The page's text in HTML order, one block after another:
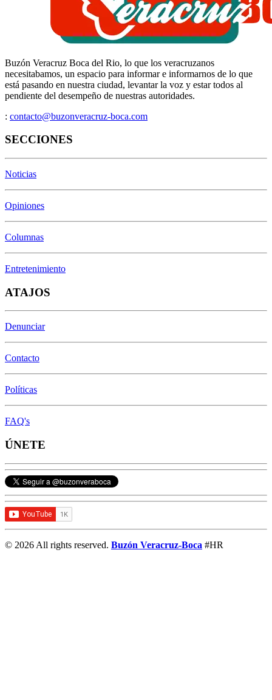
Buzón Veracruz Boca del Rio, lo que los veracruzanos
necesitabamos, un espacio para informar e informarnos de lo que
está pasando en nuestra ciudad, levantar la voz y estar todos al
pendiente del desempeño de nuestras autoridades.
: contacto@buzonveracruz-boca.com
SECCIONES
Noticias
Opiniones
Columnas
Entretenimiento
ATAJOS
Denunciar
Contacto
Políticas
FAQ's
ÚNETE
© 2026 All rights reserved. Buzón Veracruz-Boca #HR